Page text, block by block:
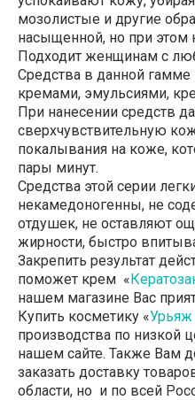
мозолистые и другие
насыщенной, но при этом
Подходит женщинам с
Средства в данной
кремами, эмульсиями,
При нанесении средств
сверхчувствительную
покалывания на коже,
пары минут.
Средства этой серии
некамедоногенны, не
отдушек, не оставляют
жирности, быстро
Закрепить результат
поможет крем «
нашем магазине Вас
Купить косметику «Урьяж
производства по низкой
нашем сайте. Также Вам
заказать доставку
области, но и по всей